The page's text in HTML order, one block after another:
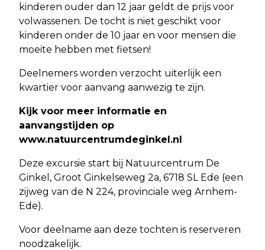
kinderen ouder dan 12 jaar geldt de prijs voor
volwassenen. De tocht is niet geschikt voor
kinderen onder de 10 jaar en voor mensen die
moeite hebben met fietsen!
Deelnemers worden verzocht uiterlijk een
kwartier voor aanvang aanwezig te zijn.
Kijk voor meer informatie en
aanvangstijden op
www.natuurcentrumdeginkel.nl
Deze excursie start bij Natuurcentrum De
Ginkel, Groot Ginkelseweg 2a, 6718 SL Ede (een
zijweg van de N 224, provinciale weg Arnhem-
Ede).
Voor deelname aan deze tochten is reserveren
noodzakelijk.